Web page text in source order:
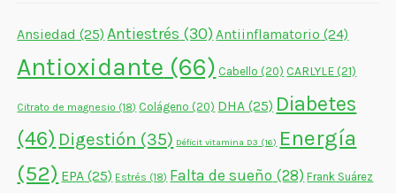
Ansiedad (25) Antiestrés (30)Antiinflamatorio (24)
Antioxidante (66) Cabello (20) CARLYLE(21)
Citrato de magnesio (18) Colágeno (20) DHA (25) Diabetes
(46) Digestión (35) Déficit vitamina D3 (16) Energía
(52) EPA (25) Estrés (18) Falta de sueño (28) Frank Suárez